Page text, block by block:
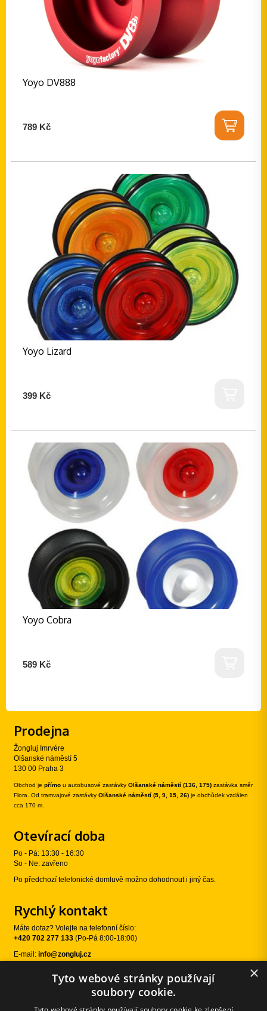
Yoyo DV888
789 Kč
Yoyo Lizard
399 Kč
Yoyo Cobra
589 Kč
Prodejna
Žongluj Imrvére
Olšanské náměstí 5
130 00 Praha 3
Obchod je přímo u autobusové zastávky Olšanské náměstí (136, 175) zastávka směr
Flora. Od tramvajové zastávky Olšanské náměstí (5, 9, 15, 26) je obchůdek vzdálen
cca 170 m.
Otevírací doba
Po - Pá: 13:30 - 16:30
So - Ne: zavřeno
Po předchozí telefonické domluvě možno dohodnout i jiný čas.
Rychlý kontakt
Máte dotaz? Volejte na telefonní číslo:
+420 702 277 133 (Po-Pá 8:00-18:00)
E-mail: info@zongluj.cz
Sledujte nás
×
Tyto webové stránky používají
soubory cookie.